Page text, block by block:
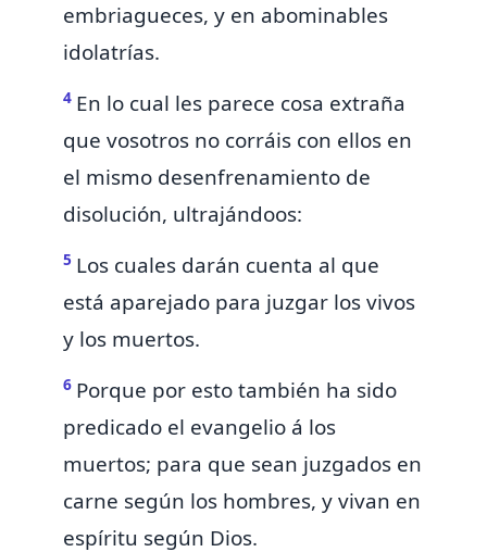
embriagueces, y en abominables
idolatrías.
4 En lo cual les parece cosa extraña
que vosotros no corráis con ellos en
el mismo desenfrenamiento de
disolución, ultrajándoos:
5 Los cuales darán cuenta al que
está aparejado para juzgar los vivos
y los muertos.
6 Porque por esto también ha sido
predicado el evangelio á los
muertos; para que sean juzgados en
carne según los hombres, y vivan en
espíritu según Dios.